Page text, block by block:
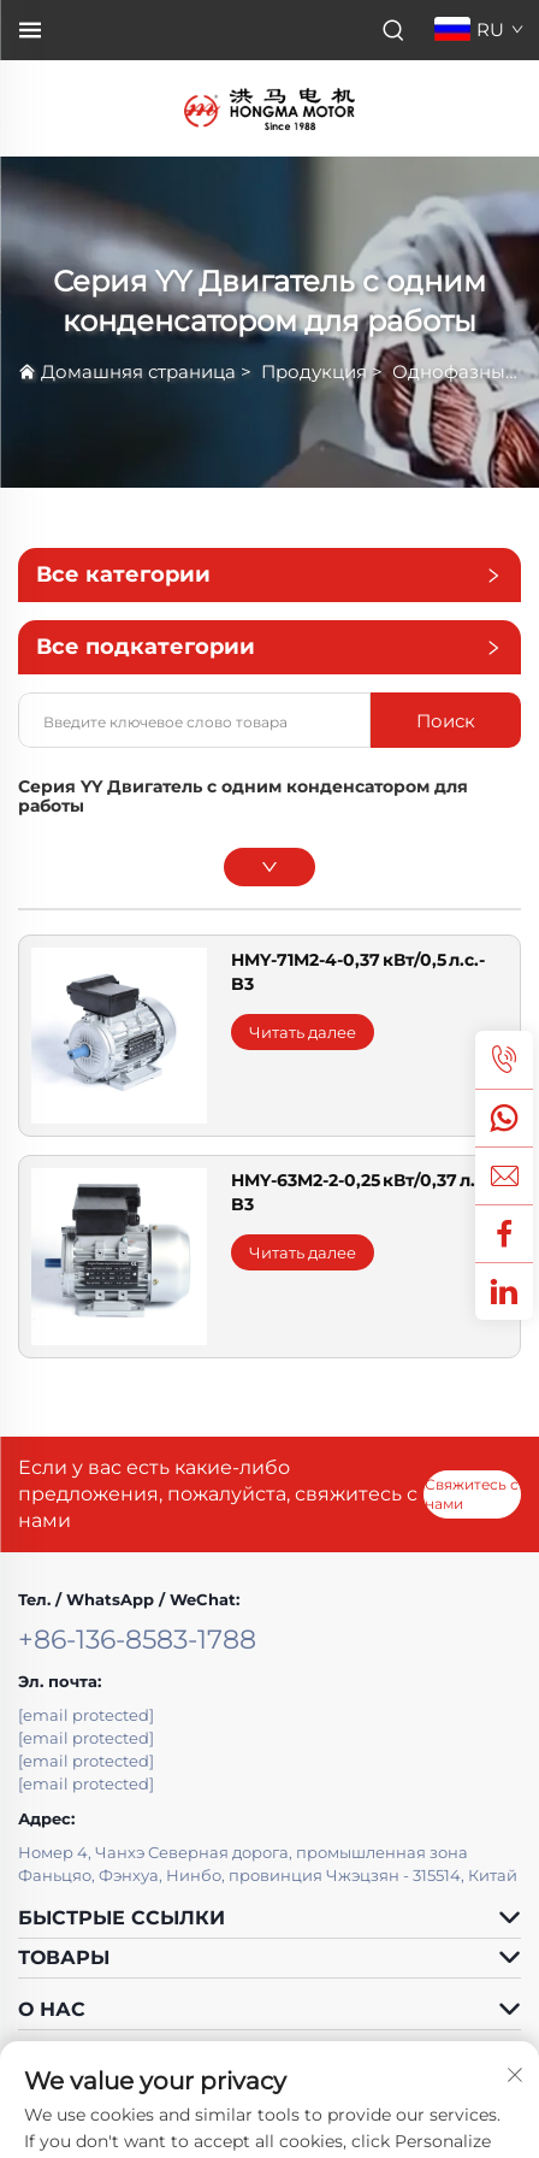
RU
Серия YY Двигатель с одним
конденсатором для работы
Домашняя страница > Продукция>Однофазный Электродвигатель
Все категории
Все подкатегории
Поиск
Серия YY Двигатель с одним конденсатором для
работы
HMY-71M2-4-0,37 кВт/0,5 л.с.-
B3
Читать далее
HMY-63M2-2-0,25 кВт/0,37 л.с.-
B3
Читать далее
Если у вас есть какие-либо
предложения, пожалуйста, свяжитесь с
нами
Свяжитесь с
нами
Тел. / WhatsApp / WeChat:
+86-136-8583-1788
Эл. почта:
[email protected]
[email protected]
[email protected]
[email protected]
Адрес:
Номер 4, Чанхэ Северная дорога, промышленная зона
Фаньцяо, Фэнхуа, Нинбо, провинция Чжэцзян - 315514, Китай
БЫСТРЫЕ ССЫЛКИ
ТОВАРЫ
О НАС
Подписаться на нас
We value your privacy
We use cookies and similar tools to provide our services.
If you don't want to accept all cookies, click Personalize